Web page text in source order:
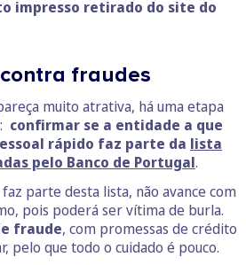
impresso retirado do site do
fraudes
muito atrativa, há uma etapa
confirmar se a entidade a que
rápido faz parte da lista
pelo Banco de Portugal.
parte desta lista, não avance com
pois poderá ser vítima de burla.
fraude, com promessas de crédito
pelo que todo o cuidado é pouco.